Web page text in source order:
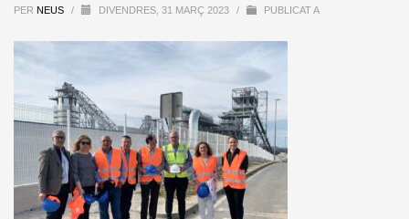
PER NEUS / DIVENDRES, 31 MARÇ 2023 / PUBLICAT A